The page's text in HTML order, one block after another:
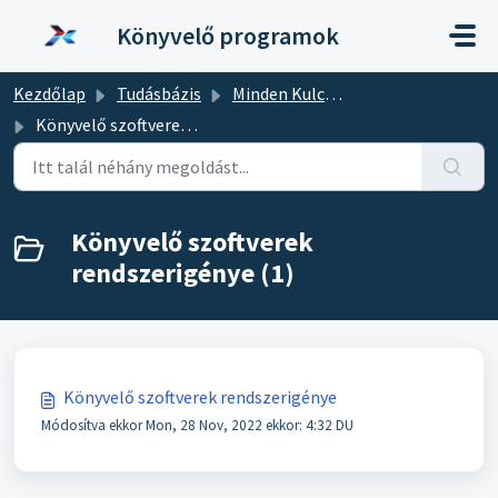
Könyvelő programok
Kezdőlap Tudásbázis
Minden Kulcs-Soft program
Könyvelő szoftverek rendszerigénye
Könyvelő szoftverek
rendszerigénye (1)
Könyvelő szoftverek rendszerigénye
Módosítva ekkor Mon, 28 Nov, 2022 ekkor: 4:32 DU